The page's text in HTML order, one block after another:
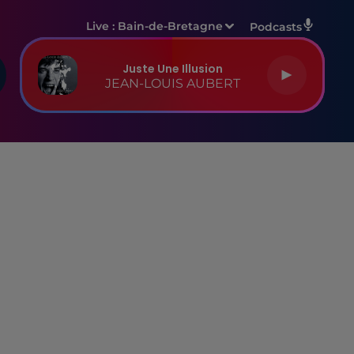
Live : Bain-de-Bretagne Podcasts
Juste Une Illusion
JEAN-LOUIS AUBERT